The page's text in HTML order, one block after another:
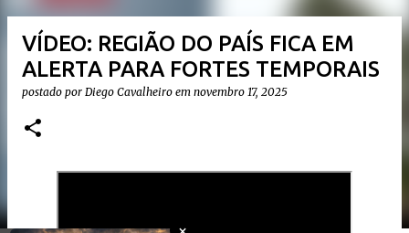
VÍDEO: REGIÃO DO PAÍS FICA EM
ALERTA PARA FORTES TEMPORAIS
postado por Diego Cavalheiro em novembro 17, 2025